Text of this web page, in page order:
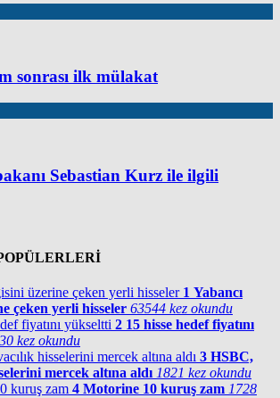
sonrası ilk mülakat
Sebastian Kurz ile ilgili
1 Yabancı
çeken yerli hisseler 63544 kez okundu
2 15 hisse hedef fiyatını
kez okundu
3 HSBC,
mercek altına aldı 1821 kez okundu
4 Motorine 10 kuruş zam 1728